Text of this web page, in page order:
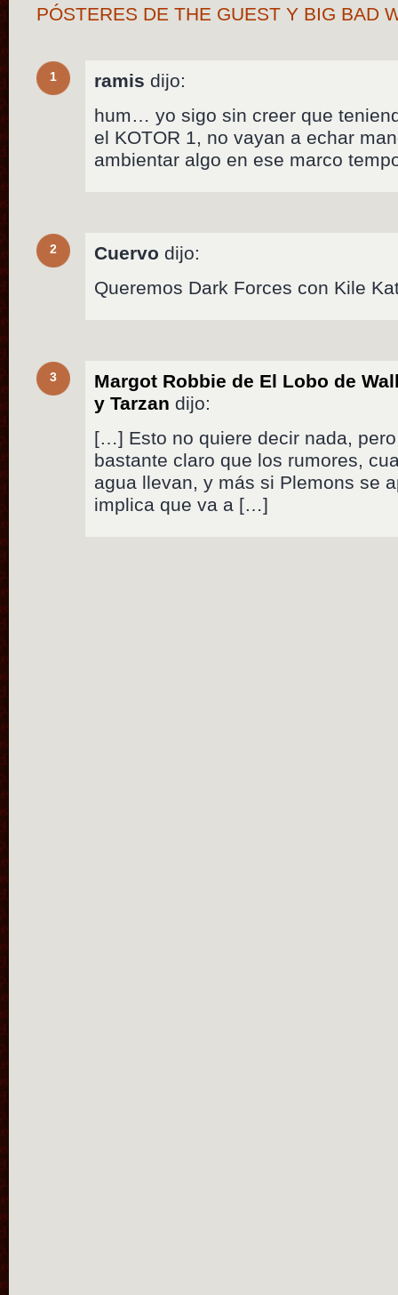
PÓSTERES DE THE GUEST Y BIG BAD
1 ramis dijo:
hum… yo sigo sin creer que
el KOTOR 1, no vayan a echar
ambientar algo en ese marco
2 Cuervo dijo:
Queremos Dark Forces con Kile
3
Margot Robbie de El Lobo de
y Tarzan dijo:
[…] Esto no quiere decir nada,
bastante claro que los rumores,
agua llevan, y más si Plemons se
implica que va a […]